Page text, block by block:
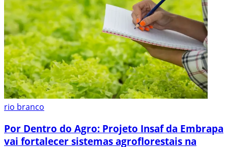
rio branco
Por Dentro do Agro: Projeto Insaf da Embrapa
vai fortalecer sistemas agroflorestais na